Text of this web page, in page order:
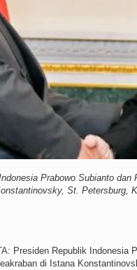
Prabowo Subianto
St. Petersburg,
Presiden Republik Indonesia
di Istana